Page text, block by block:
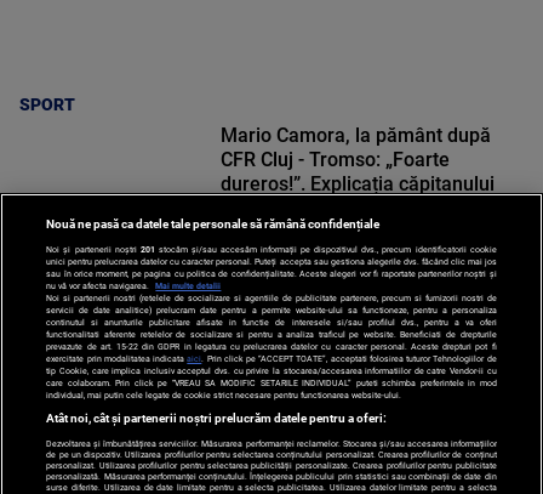
SPORT
SPORT
Mario Camora, la pământ după
CFR Cluj - Tromso: „Foarte
dureros!”. Explicația căpitanului
Nouă ne pasă ca datele tale personale să rămână confidențiale
Noi și partenerii noștri 201 stocăm și/sau accesăm informații pe dispozitivul dvs., precum identificatorii cookie
unici pentru prelucrarea datelor cu caracter personal. Puteți accepta sau gestiona alegerile dvs. făcând clic mai jos
sau în orice moment, pe pagina cu politica de confidențialitate. Aceste alegeri vor fi raportate partenerilor noștri și
nu vă vor afecta navigarea.
Mai multe detalii
Noi si partenerii nostri (retelele de socializare si agentiile de publicitate partenere, precum si furnizorii nostri de
servicii de date analitice) prelucram date pentru a permite website-ului sa functioneze, pentru a personaliza
continutul si anunturile publicitare afisate in functie de interesele si/sau profilul dvs., pentru a va oferi
functionalitati aferente retelelor de socializare si pentru a analiza traficul pe website. Beneficiati de drepturile
prevazute de art. 15-22 din GDPR in legatura cu prelucrarea datelor cu caracter personal. Aceste drepturi pot fi
exercitate prin modalitatea indicataaici . Prin click pe “ACCEPT TOATE”, acceptati folosirea tuturor Tehnologiilor de
tip Cookie, care implica inclusiv acceptul dvs. cu privire la stocarea/accesarea informatiilor de catre Vendor-ii cu
care colaboram. Prin click pe “VREAU SA MODIFIC SETARILE INDIVIDUAL” puteti schimba preferintele in mod
individual, mai putin cele legate de cookie strict necesare pentru functionarea website-ului.
Atât noi, cât și partenerii noștri prelucrăm datele pentru a oferi:
Dezvoltarea și îmbunătățirea serviciilor. Măsurarea performanței reclamelor. Stocarea și/sau accesarea informațiilor
de pe un dispozitiv. Utilizarea profilurilor pentru selectarea conținutului personalizat. Crearea profilurilor de conținut
personalizat. Utilizarea profilurilor pentru selectarea publicității personalizate. Crearea profilurilor pentru publicitate
personalizată. Măsurarea performanței conținutului. Înțelegerea publicului prin statistici sau combinații de date din
surse diferite. Utilizarea de date limitate pentru a selecta publicitatea. Utilizarea datelor limitate pentru a selecta